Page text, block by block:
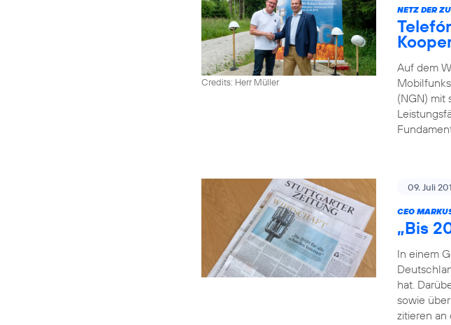
Credits: Herr Müller
NETZ DER
Auf dem
(NGN) mit
09. Juli
CEO
„Bis
In einem
hat.
sowie
zitieren an